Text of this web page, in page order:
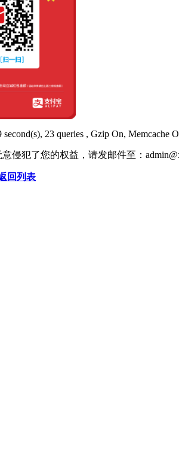
second(s), 23 queries , Gzip On, Memcache
侵犯了您的权益，请发邮件至：
回列表